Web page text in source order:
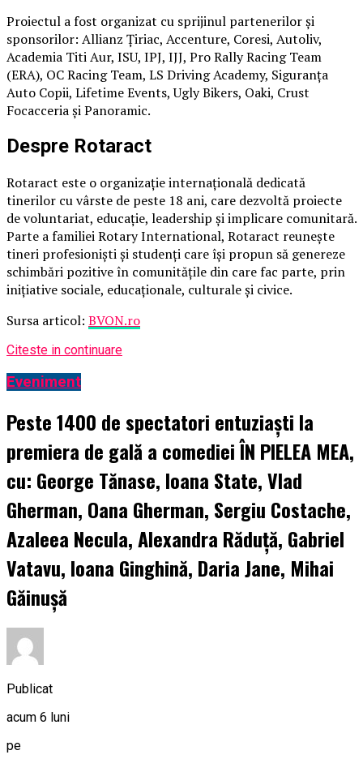
Proiectul a fost organizat cu sprijinul partenerilor și
sponsorilor: Allianz Țiriac, Accenture, Coresi, Autoliv,
Academia Titi Aur, ISU, IPJ, IJJ, Pro Rally Racing Team
(ERA), OC Racing Team, LS Driving Academy, Siguranța
Auto Copii, Lifetime Events, Ugly Bikers, Oaki, Crust
Focacceria și Panoramic.
Despre Rotaract
Rotaract este o organizație internațională dedicată
tinerilor cu vârste de peste 18 ani, care dezvoltă proiecte
de voluntariat, educație, leadership și implicare comunitară.
Parte a familiei Rotary International, Rotaract reunește
tineri profesioniști și studenți care își propun să genereze
schimbări pozitive în comunitățile din care fac parte, prin
inițiative sociale, educaționale, culturale și civice.
Sursa articol: BVON.ro
Citeste in continuare
Eveniment
Peste 1400 de spectatori entuziaști la
premiera de gală a comediei ÎN PIELEA MEA,
cu: George Tănase, Ioana State, Vlad
Gherman, Oana Gherman, Sergiu Costache,
Azaleea Necula, Alexandra Răduță, Gabriel
Vatavu, Ioana Ginghină, Daria Jane, Mihai
Găinușă
Publicat
acum 6 luni
pe